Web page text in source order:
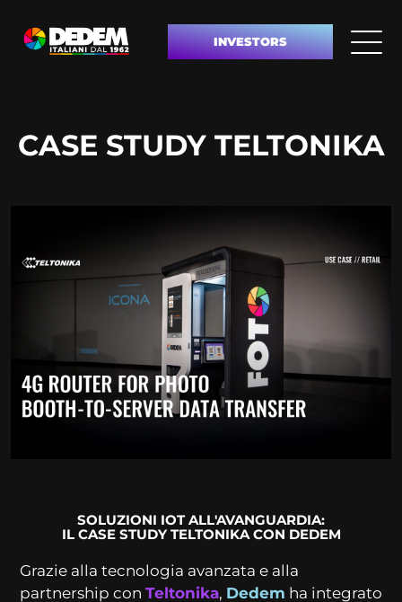
INVESTORS
CASE STUDY TELTONIKA
SOLUZIONI IOT ALL'AVANGUARDIA:
IL CASE STUDY TELTONIKA CON DEDEM
Grazie alla tecnologia avanzata e alla
partnership con Teltonika, Dedem ha integrato